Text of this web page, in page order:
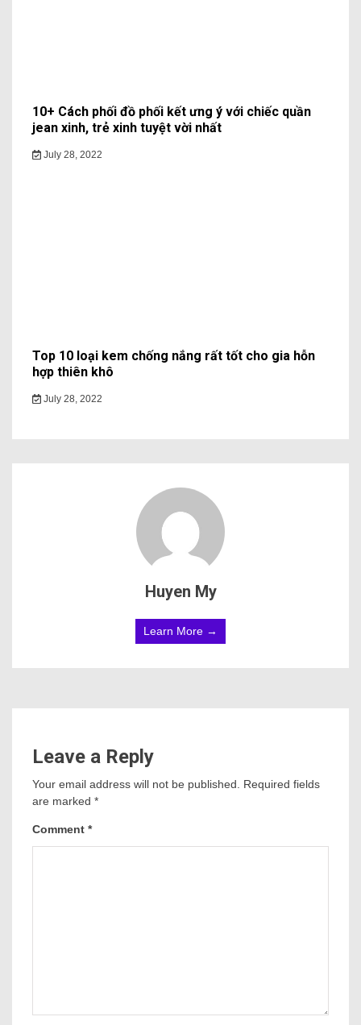
10+ Cách phối đồ phối kết ưng ý với chiếc quần
jean xinh, trẻ xinh tuyệt vời nhất
July 28, 2022
Top 10 loại kem chống nắng rất tốt cho gia hỗn
hợp thiên khô
July 28, 2022
Huyen My
Learn More →
Leave a Reply
Your email address will not be published. Required fields
are marked *
Comment *